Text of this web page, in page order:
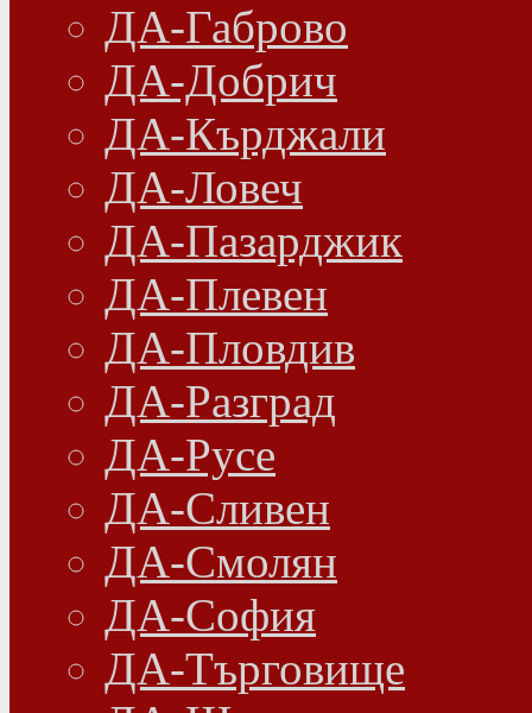
ДА-Габрово
ДА-Добрич
ДА-Кърджали
ДА-Ловеч
ДА-Пазарджик
ДА-Плевен
ДА-Пловдив
ДА-Разград
ДА-Русе
ДА-Сливен
ДА-Смолян
ДА-София
ДА-Търговище